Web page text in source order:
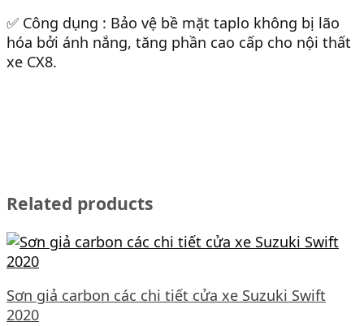
✅ Công dụng : Bảo vệ bề mặt taplo không bị lão
hóa bởi ánh nắng, tăng phần cao cấp cho nội thất
xe CX8.
Related products
Sơn giả carbon các chi tiết cửa xe Suzuki Swift
2020